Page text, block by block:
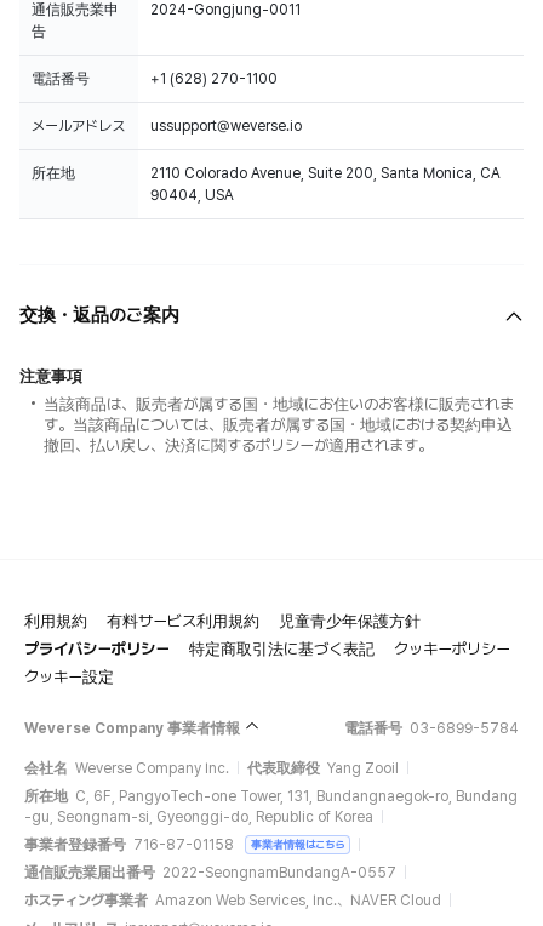
通信販売業申
告
2024-Gongjung-0011
電話番号 +1 (628) 270-1100
メールアドレス ussupport@weverse.io
所在地
2110 Colorado Avenue, Suite 200, Santa Monica, CA
90404, USA
交換・返品のご案内
注意事項
当該商品は、販売者が属する国・地域にお住いのお客様に販売されま
す。当該商品については、販売者が属する国・地域における契約申込
撤回、払い戻し、決済に関するポリシーが適用されます。
利用規約 有料サービス利用規約
児童青少年保護方針
プライバシーポリシー
特定商取引法に基づく表記
クッキーポリシー
クッキー設定
Weverse Company 事業者情報 電話番号 03-6899-5784
会社名 Weverse Company Inc. 代表取締役 Yang Zooil
所在地 C, 6F, PangyoTech-one Tower, 131, Bundangnaegok-ro, Bundang
-gu, Seongnam-si, Gyeonggi-do, Republic of Korea
事業者登録番号 716-87-01158 事業者情報はこちら
通信販売業届出番号 2022-SeongnamBundangA-0557
ホスティング事業者 Amazon Web Services, Inc.、NAVER Cloud